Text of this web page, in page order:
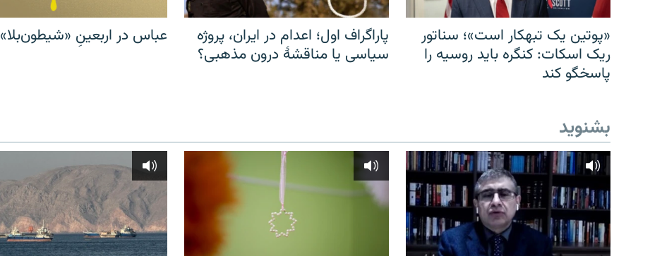
«پوتین یک تبهکار است»؛ سناتور
ریک اسکات: کنگره باید روسیه را
پاسخگو کند
پاراگراف اول؛ اعدام در ایران، پروژه
سیاسی یا مناقشهٔ درون مذهبی؟
عباس در اربعینِ «شیطون‌بلا»
بشنوید